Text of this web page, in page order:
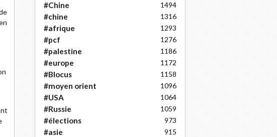
#Chine 1494
#chine 1316
#afrique 1293
#pcf 1276
#palestine 1186
#europe 1172
#Blocus 1158
#moyen orient 1096
#USA 1064
#Russie 1059
#élections 973
#asie 915